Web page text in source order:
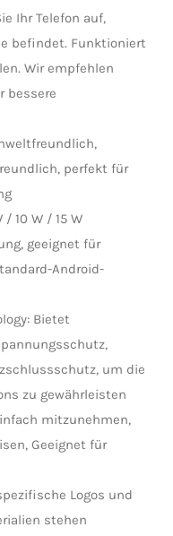
Ihr Telefon auf,
befindet. Funktioniert
Wir empfehlen
bessere
perfekt für
10 W / 15 W
geeignet für
Android-
Bietet
um die
zu gewährleisten
mitzunehmen,
Geeignet für
Logos und
stehen